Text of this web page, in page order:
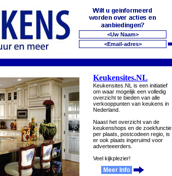
Keukensites.NL
Keukensites.NL is een initiatief
om waar mogelijk een volledig
overzicht te bieden van alle
verkooppunten van keukens in
Nederland.
Naast het overzicht van de
keukenshops en de zoekfunctie
per plaats, postcodeen regio, is
er ook plaats ingeruimd voor
adverteeerders.
Veel kijkplezier!
Meer Info